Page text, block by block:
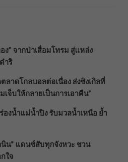
” จากป่าเสื่อมโทรม สู่แหล่ง
ำริ
ลาดโกลบอลต่อเนื่อง ส่งซิงเกิลที่
เจ็บให้กลายเป็นการเอาคืน”
องน้ำแม่น้ำปิง รับมวลน้ำเหนือ ย้ำ
น” แดนซ์สับทุกจังหวะ ชวน
ใจ